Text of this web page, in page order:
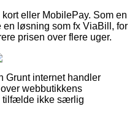
eller MobilePay. Som en
løsning som fx ViaBill, for
prisen over flere uger.
Grunt internet handler
webbutikkens
tilfælde ikke særlig